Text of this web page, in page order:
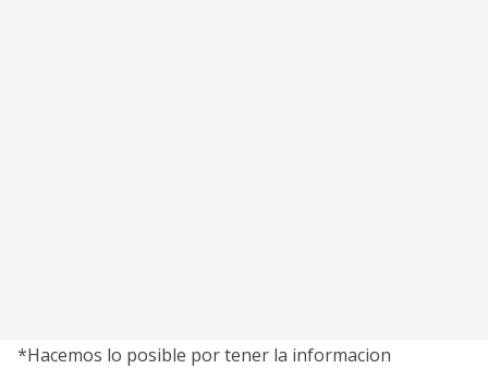
*Hacemos lo posible por tener la informacion